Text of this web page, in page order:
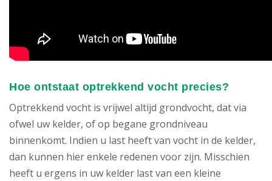
Hoe ontstaat optrekkend vocht precies?
Optrekkend vocht is vrijwel altijd grondvocht, dat via
ofwel uw kelder, of op begane grondniveau
binnenkomt. Indien u last heeft van vocht in de kelder,
dan kunnen hier enkele redenen voor zijn. Misschien
heeft u ergens in uw kelder last van een kleine